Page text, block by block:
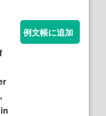
例文帳に追加